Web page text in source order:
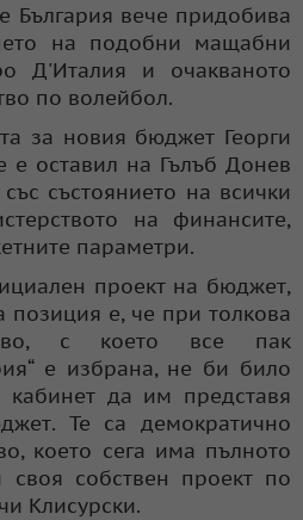
България вече придобива
на подобни мащабни
Д'Италия и очакваното
по волейбол.
за новия бюджет Георги
е оставил на Гълъб Донев
състоянието на всички
на финансите,
параметри.
проект на бюджет,
позиция е, че при толкова
с което все пак
е избрана, не би било
кабинет да им представя
Те са демократично
което сега има пълното
собствен проект по
Клисурски.